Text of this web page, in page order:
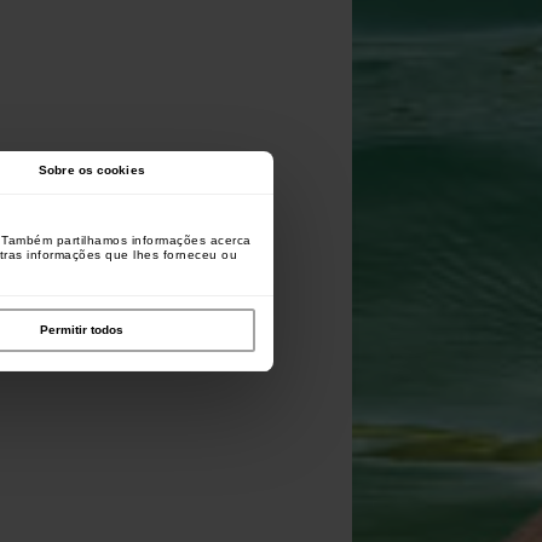
Sobre os cookies
partilhamos informações acerca
informações que lhes forneceu ou
Permitir todos